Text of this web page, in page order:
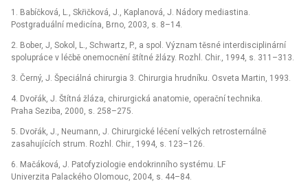
1. Babíčková, L., Skřičková, J., Kaplanová, J. Nádory mediastina.
Postgraduální medicína, Brno, 2003, s. 8–14.
2. Bober, J, Sokol, L., Schwartz, P., a spol. Význam těsné interdisciplinární
spolupráce v léčbě onemocnění štítné žlázy. Rozhl. Chir., 1994, s. 311–313.
3. Černý, J. Špeciálná chirurgia 3. Chirurgia hrudníku. Osveta Martin, 1993.
4. Dvořák, J. Štítná žláza, chirurgická anatomie, operační technika.
Praha Seziba, 2000, s. 258–275.
5. Dvořák, J., Neumann, J. Chirurgické léčení velkých retrosternálně
zasahujících strum. Rozhl. Chir., 1994, s. 123–126.
6. Mačáková, J. Patofyziologie endokrinního systému. LF
Univerzita Palackého Olomouc, 2004, s. 44–84.